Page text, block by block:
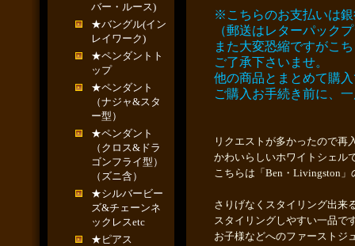
バー・ルース)
★バングル(イン
レイワーク)
★ペンダントト
ップ
★ペンダント
（ナジャ&スタ
ー型）
★ペンダント
（クロス&ドラ
ゴンフライ型）
（ズニ含）
★シルバービー
ズ&チェーンネ
ックレスetc
★ピアス
※こちらのお支払いは
（郵送はレターパック
また大変恐縮ですがこ
ご了承下さいませ。
他の商品とまとめて購
ご購入お手続き前に、
リクエストが多かったので再
かわいらしいホワイトシェル
こちらは「Ben・Livingston
さりげなくスタイリング出来
スタイリングしやすい一品で
お子様などへのファーストジ